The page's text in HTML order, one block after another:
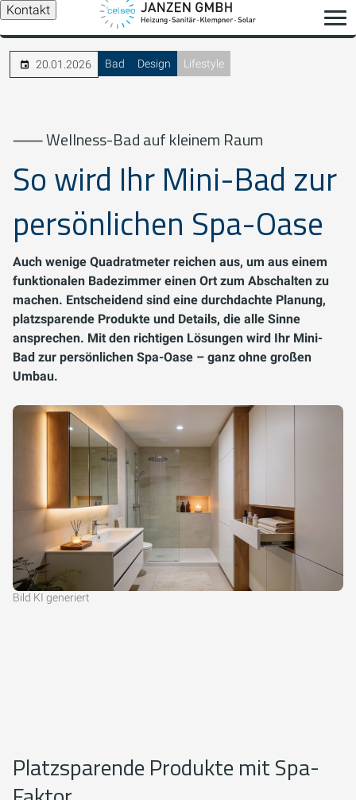
Kontakt
20.01.2026 Bad Design Lifestyle
⸺ Wellness-Bad auf kleinem Raum
So wird Ihr Mini-Bad zur
persönlichen Spa-Oase
Auch wenige Quadratmeter reichen aus, um aus einem
funktionalen Badezimmer einen Ort zum Abschalten zu
machen. Entscheidend sind eine durchdachte Planung,
platzsparende Produkte und Details, die alle Sinne
ansprechen. Mit den richtigen Lösungen wird Ihr Mini-
Bad zur persönlichen Spa-Oase – ganz ohne großen
Umbau.
Bild KI generiert
Platzsparende Produkte mit Spa-